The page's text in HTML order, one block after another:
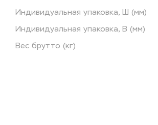
Индивидуальная упаковка, Ш (мм)
Индивидуальная упаковка, В (мм)
Вес брутто (кг)